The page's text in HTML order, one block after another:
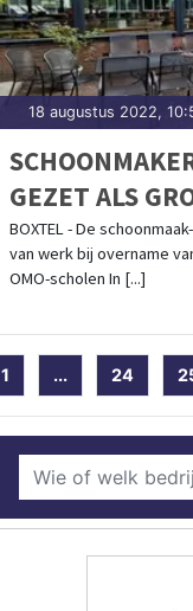
18 augustus 2022,
GEZET ALS
BOXTEL - De
van werk bij overname
OMO-scholen In [...]
1 ... 24